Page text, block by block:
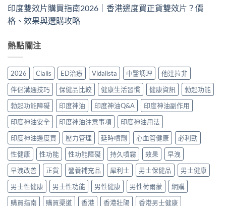
印度雙效片購買指南2026｜香港邊度買正貨雙效片？價
格、效果與選購攻略
熱點關注
2026 Cialis ED治療 Vidalista 中醫調理
他達拉非
伴侶溝通技巧
保健品比較 健康生活習慣 健康資訊
勃起功能
勃起功能障礙
印度神油 印度神油Q&A
印度神油副作用
印度神油安全
印度神油注意事項
印度神油用法
印度神油邊度買
壓力管理 延時噴劑 心血管健康
必利勁
性健康
性功能 性功能障礙 持久噴霧 效果
早洩
早洩改善
正貨 營養補充品 犀利士 男士保健品
男士健康
男士性健康
男士性功能 男性健康 男性荷爾蒙
網購
購買指南
購買渠道 香港 香港壯陽 香港男士健康